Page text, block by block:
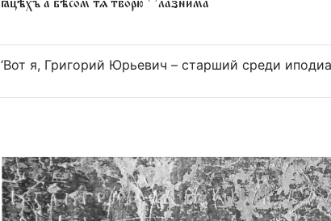
ꙗцѣхъ а бѣсом тѧ творю
лазнима
‘Вот я, Григорий Юрьевич – старший среди